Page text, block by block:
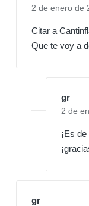
2 de enero de
Citar a
Que te voy a
gr
2 de
¡Es
gr